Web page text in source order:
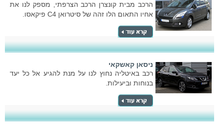
הרכב מבית קונצרן הרכב הצרפתי, מספק לנו את
אחיו התאום הלו זהה של סיטרואן C4 פיקאסו.
ניסאן קאשקאי
רכב באיטליה נחוץ לנו על מנת להגיע אל כל יעד
בנוחות וביעילות.